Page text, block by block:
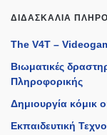
ΔΙΔΑΣΚΑΛΊΑ
The V4T –
Βιωματικές
Πληροφορικής
Δημιουργία κόμικ
Εκπαιδευτική